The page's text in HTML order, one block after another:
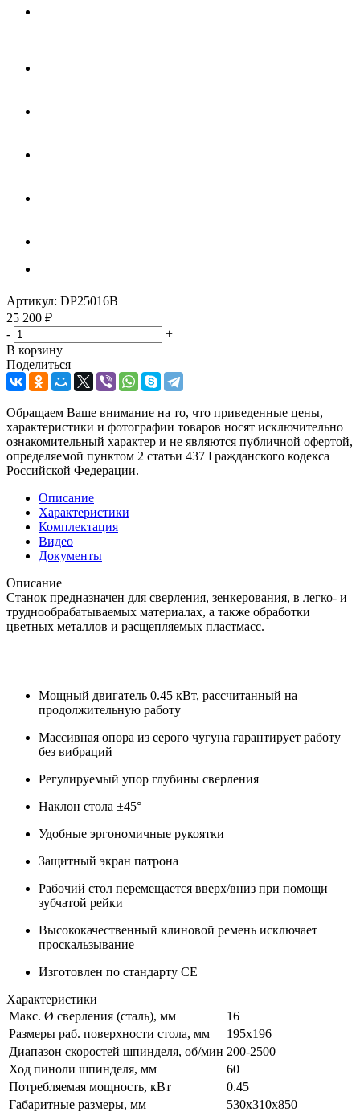
Артикул: DP25016B
25 200 ₽
-
+
В корзину
Поделиться
Обращаем Ваше внимание на то, что приведенные цены,
характеристики и фотографии товаров носят исключительно
ознакомительный характер и не являются публичной офертой,
определяемой пунктом 2 статьи 437 Гражданского кодекса
Российской Федерации.
Описание
Характеристики
Комплектация
Видео
Документы
Описание
Станок предназначен для сверления, зенкерования, в легко- и
труднообрабатываемых материалах, а также обработки
цветных металлов и расщепляемых пластмасс.
Мощный двигатель 0.45 кВт, рассчитанный на
продолжительную работу
Массивная опора из серого чугуна гарантирует работу
без вибраций
Регулируемый упор глубины сверления
Наклон стола ±45°
Удобные эргономичные рукоятки
Защитный экран патрона
Рабочий стол перемещается вверх/вниз при помощи
зубчатой рейки
Высококачественный клиновой ремень исключает
проскальзывание
Изготовлен по стандарту СЕ
Характеристики
Макс. Ø сверления (сталь), мм
16
Размеры раб. поверхности стола, мм
195х196
Диапазон скоростей шпинделя, об/мин 200-2500
Ход пиноли шпинделя, мм
60
Потребляемая мощность, кВт
0.45
Габаритные размеры, мм
530х310х850